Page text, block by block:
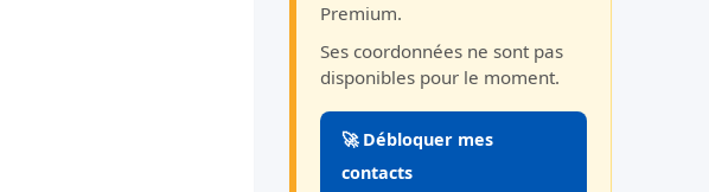
Premium.
Ses coordonnées ne sont pas
disponibles pour le moment.
🚀 Débloquer mes
contacts